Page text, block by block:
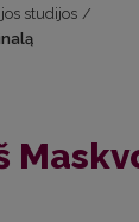
studijos /